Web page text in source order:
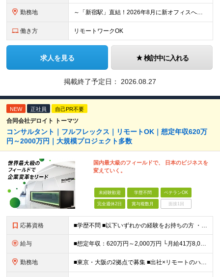
勤務地 ～「新宿駅」直結！2026年8月に新オフィスへ移転予定～ ★WeWork内のワークスペースやカフェスペース、フリードリンクなど利用可 ■リンクスクエア新宿 東京都渋谷区千駄ヶ谷5-27-5 ※(変
働き方 リモートワークOK
求人を見る 検討中に入れる
掲載終了予定日： 2026.08.27
NEW 正社員 自己PR不要
合同会社デロイト トーマツ
コンサルタント｜フルフレックス｜リモートOK｜想定年収620万
円～2000万円｜大規模プロジェクト多数
国内最大級のフィールドで、 日本のビジネスを
変えていく。
未経験歓迎 学歴不問 ベテランOK
完全週休2日 賞与複数月 面接1回
応募資格 ■学歴不問 ■以下いずれかの経験をお持ちの方 ・コンサルティングファームでの実務経験 ・SEとしての実務経験（要件定義などの上流工程を想定） ・事業会社でのプロジェクトの推進経験 └経営企画、事業企画
給与 ■想定年収：620万円～2,000万円 └月給41万8,000円〜160万8,400円＋賞与 ※月給には、固定残業代（12万1,700円〜24万2,700円／1ヶ月あたり50時間分）を含みます 固
勤務地 ■東京・大阪の2拠点で募集 ■出社×リモートのハイブリッドワークOK 【東京｜二重橋オフィス】 東京都千代田区丸の内3-2-3 丸の内二重橋ビルディング 【大阪オフィス】 大阪府大阪市中央区今橋4